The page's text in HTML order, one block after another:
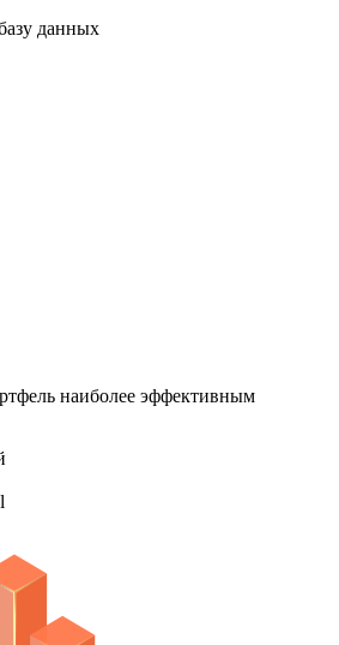
данных
наиболее эффективным